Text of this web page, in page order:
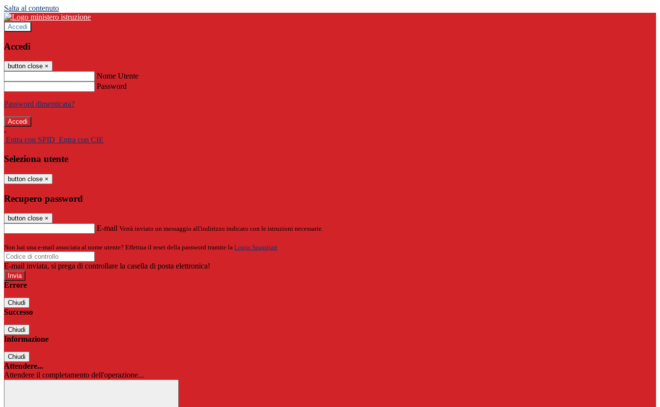
Salta al contenuto
Accedi
Accedi
button close ×
Nome Utente
Password
Password dimenticata?
-
Entra con SPID Entra con CIE
Seleziona utente
button close ×
Recupero password
button close ×
E-mail Verrà inviato un messaggio all'indirizzo indicato con le istruzioni necessarie.
Non hai una e-mail associata al nome utente? Effettua il reset della password tramite la Login Spaggiari
E-mail inviata, si prega di controllare la casella di posta elettronica!
Errore
Chiudi
Successo
Chiudi
Informazione
Chiudi
Attendere...
Attendere il completamento dell'operazione...